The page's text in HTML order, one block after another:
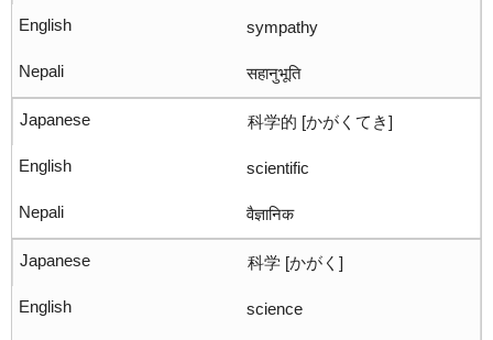
sympathy
सहानुभूति
科学的 [かがくてき]
scientific
वैज्ञानिक
科学 [かがく]
science